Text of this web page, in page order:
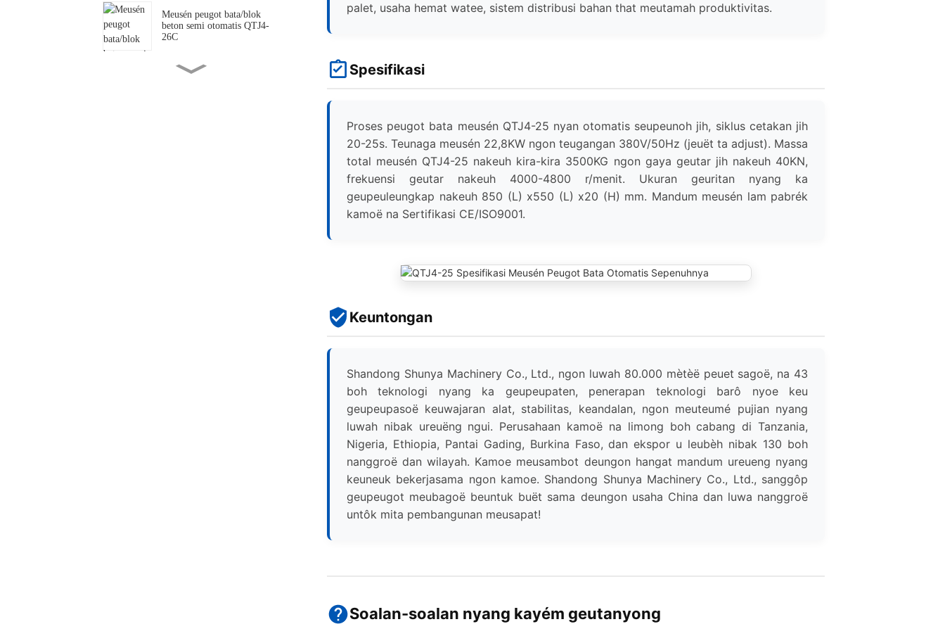
Meusén peugot bata/blok
beton semi otomatis QTJ4-
26C
QTJ4-35 Meusén peugot
palet, usaha hemat watee, sistem distribusi bahan that meutamah produktivitas.
Spesifikasi
Proses peugot bata meusén QTJ4-25 nyan otomatis seupeunoh jih, siklus cetakan jih
20-25s. Teunaga meusén 22,8KW ngon teugangan 380V/50Hz (jeuët ta adjust). Massa
total meusén QTJ4-25 nakeuh kira-kira 3500KG ngon gaya geutar jih nakeuh 40KN,
frekuensi geutar nakeuh 4000-4800 r/menit. Ukuran geuritan nyang ka
geupeuleungkap nakeuh 850 (L) x550 (L) x20 (H) mm. Mandum meusén lam pabrék
kamoë na Sertifikasi CE/ISO9001.
Keuntongan
Shandong Shunya Machinery Co., Ltd., ngon luwah 80.000 mètèë peuet sagoë, na 43
boh teknologi nyang ka geupeupaten, penerapan teknologi barô nyoe keu
geupeupasoë keuwajaran alat, stabilitas, keandalan, ngon meuteumé pujian nyang
luwah nibak ureuëng ngui. Perusahaan kamoë na limong boh cabang di Tanzania,
Nigeria, Ethiopia, Pantai Gading, Burkina Faso, dan ekspor u leubèh nibak 130 boh
nanggroë dan wilayah. Kamoe meusambot deungon hangat mandum ureueng nyang
keuneuk bekerjasama ngon kamoe. Shandong Shunya Machinery Co., Ltd., sanggôp
geupeugot meubagoë beuntuk buët sama deungon usaha China dan luwa nanggroë
untôk mita pembangunan meusapat!
Soalan-soalan nyang kayém geutanyong